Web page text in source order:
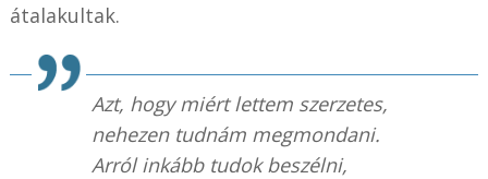
átalakultak.
Azt, hogy miértlettemszerzetes,
nehezen tudnám megmondani.
Arról inkább tudok beszélni,